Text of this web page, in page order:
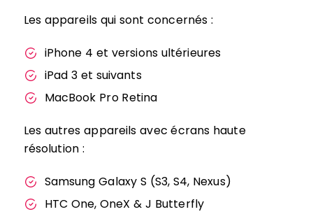
Les appareils qui sont concernés :
iPhone 4 et versions ultérieures
iPad 3 et suivants
MacBook Pro Retina
Les autres appareils avec écrans haute
résolution :
Samsung Galaxy S (S3, S4, Nexus)
HTC One, OneX & J Butterfly